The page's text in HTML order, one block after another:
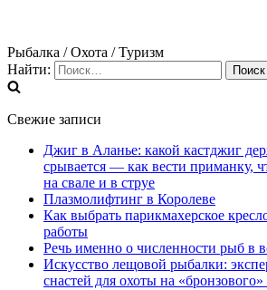
Рыбалка / Охота / Туризм
Найти:
Свежие записи
Джиг в Аланье: какой кастджиг
срывается — как вести приманку,
на свале и в струе
Плазмолифтинг в Королеве
Как выбрать парикмахерское
работы
Речь именно о численности рыб в
Искусство лещовой рыбалки:
снастей для охоты на «бронзового»